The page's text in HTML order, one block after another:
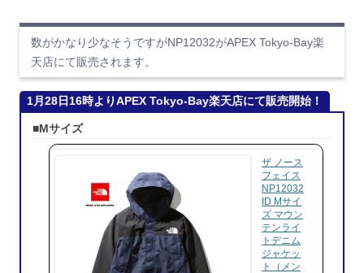
数がかなり少なそうですがNP12032がAPEX Tokyo-Bay楽
天店にて販売されます。
1月28日16時よりAPEX Tokyo-Bay楽天店にて販売開始！
■Mサイズ
ザ ノース
フェイス
NP12032
ID Mサイ
ズ マウン
テンライ
トデニム
ジャケッ
ト（メン